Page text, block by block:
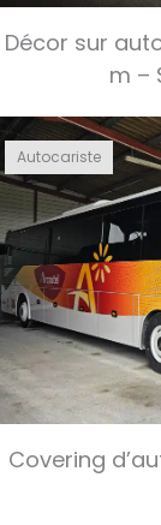
Décor sur
m –
Autocariste
Covering